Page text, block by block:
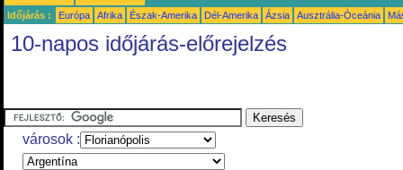
Időjárás : Európa Afrika Észak-Amerika Dél-Amerika Ázsia Ausztrália-Óceánia
10-napos időjárás-előrejelzés
városok :